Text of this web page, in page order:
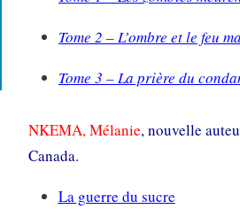
Tome 2 – L’ombre et le feu
Tome 3 – La prière du
NKEMA, Mélanie, nouvelle
Canada.
La guerre du sucre